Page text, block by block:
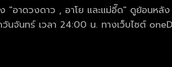
, อาโย และแม่อี๊ด" ดูย้อนหลัง "Club Friday
จันทร์ เวลา 24:00 น. ทางเว็บไซต์